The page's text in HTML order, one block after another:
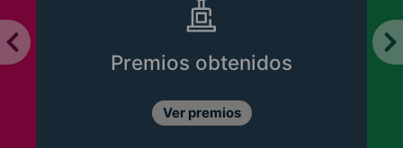
Premios obtenidos
Ver premios